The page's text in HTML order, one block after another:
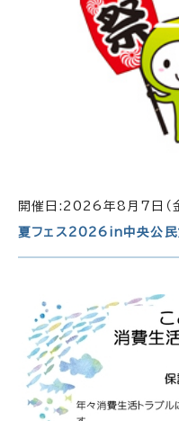
夏フェス2026in中央公民
開催日:2026年8月7日（